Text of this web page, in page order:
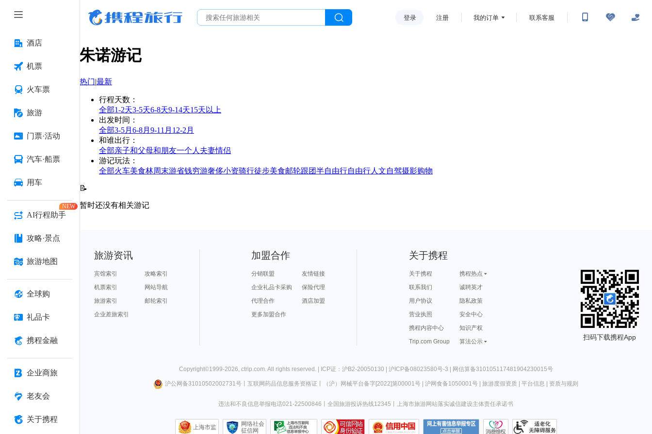
酒店
机票
火车票
旅游
门票·活动
汽车·船票
用车
AI行程助手
NEW
攻略·景点
旅游地图
全球购
礼品卡
携程金融
企业商旅
老友会
关于携程
登录 注册 我的订单 联系客服
朱诺游记
热门|最新
行程天数 ：
全部1-2天3-5天6-8天9-14天15天以上
出发时间 ：
全部3-5月 6-8月 9-11月 12-2月
和谁出行 ：
全部亲子和父母和朋友一个人 夫妻情侣
游记玩法 ：
全部火车美食林周末游省钱穷游奢侈小资骑行徒步美食邮轮跟团半自由行自由行人文自驾摄影购物
📝
暂时还没有相关游记
旅游资讯
宾馆索引
攻略索引
机票索引
网站导航
旅游索引
邮轮索引
企业差旅索引
加盟合作
分销联盟
友情链接
企业礼品卡采购
保险代理
代理合作
酒店加盟
更多加盟合作
关于携程
关于携程
携程热点
联系我们
诚聘英才
用户协议
隐私政策
营业执照
安全中心
携程内容中心
知识产权
Trip.com Group
算法公示
扫码下载携程App
Copyright©1999-2026, ctrip.com. All rights reserved. | ICP证：沪B2-20050130 | 沪ICP备08023580号-3 | 网信算备310105117481904230015号
沪公网备31010502002731号丨 互联网药品信息服务资格证 （沪）网械平台备字[2022]第00001号| 沪网食备1050001号| 旅游度假资质| 平台信息 资质与规则
违法和不良信息举报电话021-22500846 全国旅游投诉热线12345 上海市旅游网站落实诚信建设主体责任承诺书
上海市监
网络社会
征信网